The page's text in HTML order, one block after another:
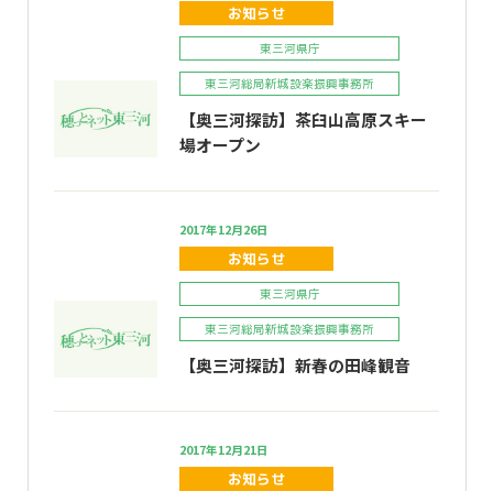
お知らせ
東三河県庁
東三河総局新城設楽振興事務所
【奥三河探訪】茶臼山高原スキー
場オープン
2017年12月26日
お知らせ
東三河県庁
東三河総局新城設楽振興事務所
【奥三河探訪】新春の田峰観音
2017年12月21日
お知らせ